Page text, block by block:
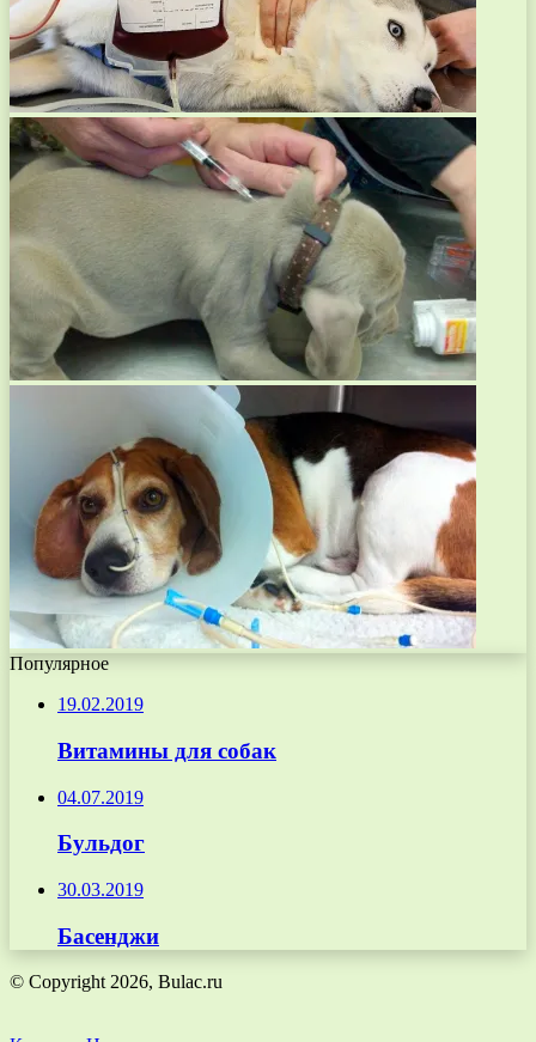
Популярное
19.02.2019
Витамины для собак
04.07.2019
Бульдог
30.03.2019
Басенджи
© Copyright 2026, Bulac.ru